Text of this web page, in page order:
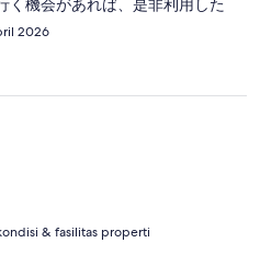
く機会があれば、是非利用した
2026
& fasilitas properti